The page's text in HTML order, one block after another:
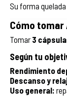
Su forma
Cómo tomar
Tomar 3
Según tu
Rendimiento
Descanso y
Uso general: